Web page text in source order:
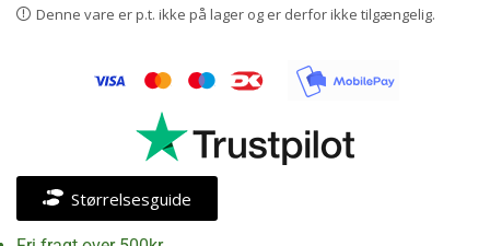
Denne vare er p.t. ikke på lager og er derfor ikke tilgængelig.
Størrelsesguide